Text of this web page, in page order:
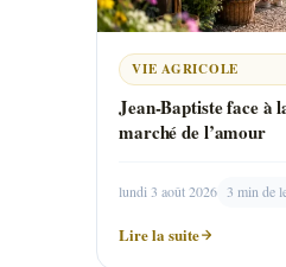
VIE AGRICOLE
Jean-Baptiste face à
marché de l’amour
lundi 3 août 2026 3 min de
Lire la suite